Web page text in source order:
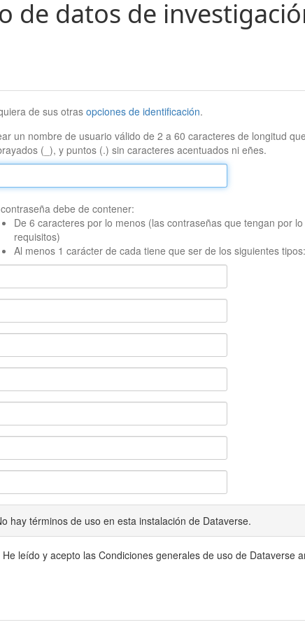
de datos de
de sus otrasopciones de identificación.
un nombre de usuario válido de 2 a 60 caracteres de longitud
(_), y puntos (.) sin caracteres acentuados ni eñes.
debe de contener:
De 6 caracteres por lo menos (las contraseñas que tengan por
requisitos)
Al menos 1 carácter de cada tiene que ser de los siguientes
hay términos de uso en esta instalación de Dataverse.
He leído y acepto las Condiciones generales de uso de Dataverse